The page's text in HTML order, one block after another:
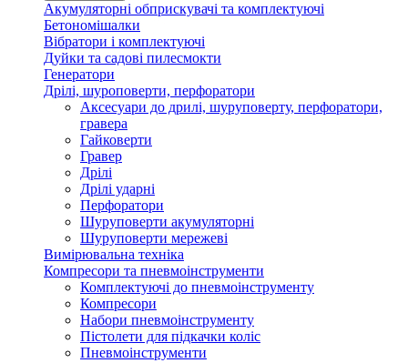
Акумуляторні обприскувачі та комплектуючі
Бетономішалки
Вібратори і комплектуючі
Дуйки та садові пилесмокти
Генератори
Дрілі, шуроповерти, перфоратори
Аксесуари до дрилі, шуруповерту, перфоратори,
гравера
Гайковерти
Гравер
Дрілі
Дрілі ударні
Перфоратори
Шуруповерти акумуляторні
Шуруповерти мережеві
Вимірювальна техніка
Компресори та пневмоінструменти
Комплектуючі до пневмоінструменту
Компресори
Набори пневмоінструменту
Пістолети для підкачки коліс
Пневмоінструменти